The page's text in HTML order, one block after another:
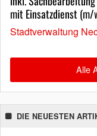
mit Einsatzdienst
Stadtverwaltung
Alle
DIE NEUESTEN